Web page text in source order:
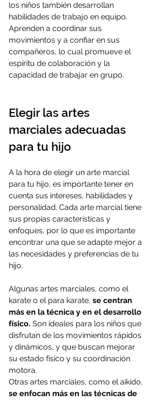
los niños también desarrollan
habilidades de trabajo en equipo.
Aprenden a coordinar sus
movimientos y a confiar en sus
compañeros, lo cual promueve el
espíritu de colaboración y la
capacidad de trabajar en grupo.
Elegir las artes
marciales adecuadas
para tu hijo
A la hora de elegir un arte marcial
para tu hijo, es importante tener en
cuenta sus intereses, habilidades y
personalidad. Cada arte marcial tiene
sus propias características y
enfoques, por lo que es importante
encontrar una que se adapte mejor a
las necesidades y preferencias de tu
hijo.
Algunas artes marciales, como el
karate o el para karate, se centran
más en la técnica y en el desarrollo
físico. Son ideales para los niños que
disfrutan de los movimientos rápidos
y dinámicos, y que buscan mejorar
su estado físico y su coordinación
motora.
Otras artes marciales, como el aikido,
se enfocan más en las técnicas de